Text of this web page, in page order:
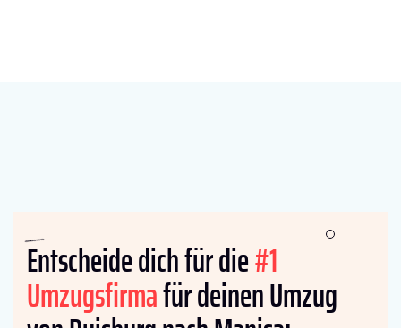
Entscheide dich für die#1
Umzugsfirmafür deinen Umzug